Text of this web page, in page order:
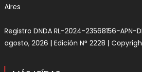
Aires
Registro DNDA RL-2024-23568156-APN-
agosto, 2026 | Edición N° 2228 |